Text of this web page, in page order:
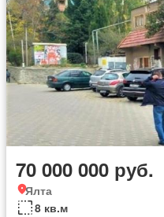
70 000 000 руб.
Ялта
8 кв.м